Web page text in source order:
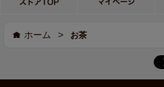
ホーム > お茶